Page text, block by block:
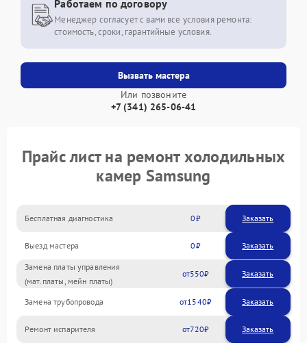
Вызвать мастера
Или позвоните
+7 (341) 265-06-41
Работаем по договору
Менеджер согласует с вами все условия ремонта:
стоимость, сроки, гарантийные условия.
Прайс лист на ремонт холодильных
камер Samsung
Бесплатная диагностика 0 Заказать
Выезд мастера 0 Заказать
Замена платы управления
(мат.платы, мейн платы)
550
Замена трубопровода 1540
Ремонт испарителя 720